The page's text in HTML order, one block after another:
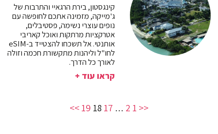
קינגסטון, בירת הרגאיי והתרבות של
ג'מייקה, מזמינה אתכם לחופשה עם
נופים עוצרי נשימה, פסטיבלים,
אטרקציות מרתקות ואוכל קאריבי
אותנטי. אל תשכחו להצטייד ב-eSIM
לחו"ל וליהנות מתקשורת חכמה וזולה
לאורך כל הדרך.
קראו עוד +
<<
1
2
…
17
18
19
>>